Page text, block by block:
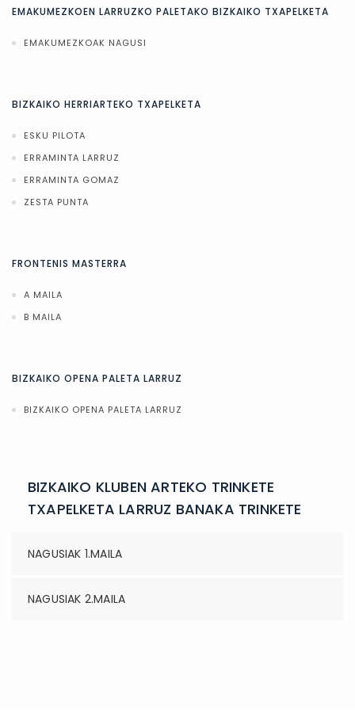
EMAKUMEZKOEN LARRUZKO PALETAKO BIZKAIKO TXAPELKETA
EMAKUMEZKOAK NAGUSI
BIZKAIKO HERRIARTEKO TXAPELKETA
ESKU PILOTA
ERRAMINTA LARRUZ
ERRAMINTA GOMAZ
ZESTA PUNTA
FRONTENIS MASTERRA
A MAILA
B MAILA
BIZKAIKO OPENA PALETA LARRUZ
BIZKAIKO OPENA PALETA LARRUZ
BIZKAIKO KLUBEN ARTEKO TRINKETE
TXAPELKETA LARRUZ BANAKA TRINKETE
NAGUSIAK 1.MAILA
NAGUSIAK 2.MAILA